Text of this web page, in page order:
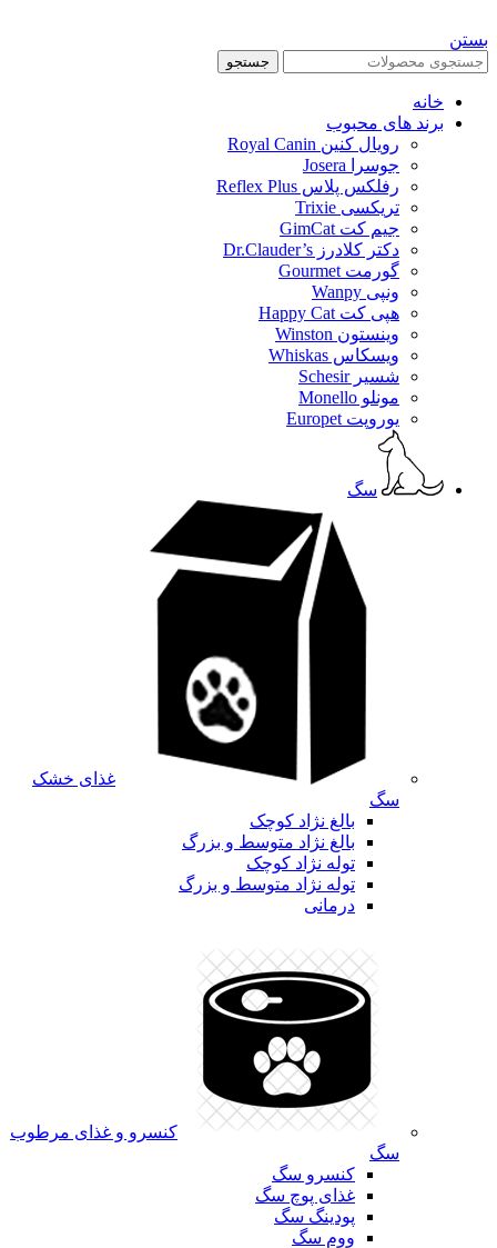
بستن
جستجو
خانه
برند های محبوب
رویال کنین Royal Canin
جوسرا Josera
رفلکس پلاس Reflex Plus
تریکسی Trixie
جیم کت GimCat
دکتر کلادرز Dr.Clauder’s
گورمت Gourmet
ونپی Wanpy
هپی کت Happy Cat
وینستون Winston
ویسکاس Whiskas
شسیر Schesir
مونلو Monello
یوروپت Europet
سگ
غذای خشک
سگ
بالغ نژاد کوچک
بالغ نژاد متوسط و بزرگ
توله نژاد کوچک
توله نژاد متوسط و بزرگ
درمانی
کنسرو و غذای مرطوب
سگ
کنسرو سگ
غذای پوچ سگ
پودینگ سگ
ووم سگ